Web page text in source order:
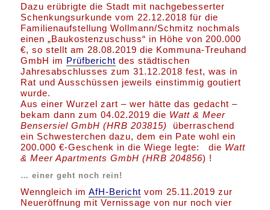
Dazu erübrigte die Stadt mit nachgebesserter
Schenkungsurkunde vom 22.12.2018 für die
Familienaufstellung Wollmann/Schmitz nochmals
einen „Baukostenzuschuss“ in Höhe von 200.000
€, so stellt am 28.08.2019 die Kommuna-Treuhand
GmbH im Prüfbericht des städtischen
Jahresabschlusses zum 31.12.2018 fest, was in
Rat und Ausschüssen jeweils einstimmig goutiert
wurde.
Aus einer Wurzel zart – wer hätte das gedacht –
bekam dann zum 04.02.2019 die Watt & Meer
Bensersiel GmbH (HRB 203815)
überraschend
ein Schwesterchen dazu, dem ein Pate wohl ein
200.000 €-Geschenk in die Wiege legte: die Watt
& Meer Apartments GmbH (HRB 204856) !
… einer geht noch rein!
Wenngleich imAfH-Bericht vom 25.11.2019 zur
Neueröffnung mit Vernissage von nur noch vier